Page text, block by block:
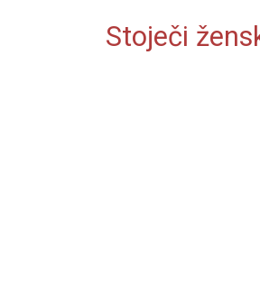
Stoječi